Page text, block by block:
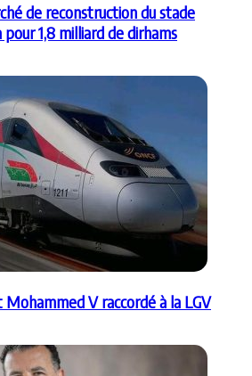
de reconstruction du stade
pour 1,8 milliard de dirhams
Mohammed V raccordé à la LGV